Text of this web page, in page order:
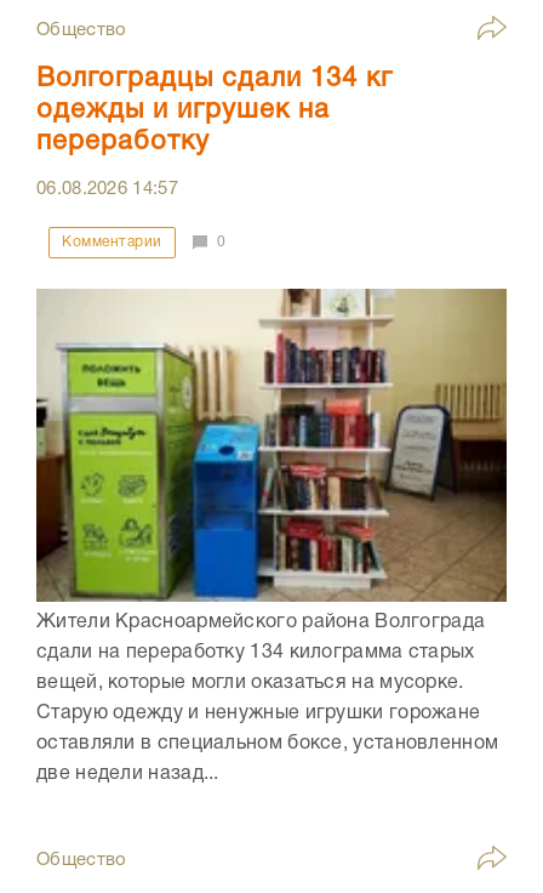
Общество
Волгоградцы сдали 134 кг
одежды и игрушек на
переработку
06.08.2026 14:57
Комментарии 0
Жители Красноармейского района Волгограда
сдали на переработку 134 килограмма старых
вещей, которые могли оказаться на мусорке.
Старую одежду и ненужные игрушки горожане
оставляли в специальном боксе, установленном
две недели назад...
Общество